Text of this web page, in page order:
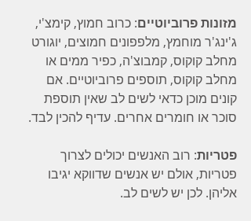
מזונות פרוביוטיים: כרוב חמוץ, קימצ'י,
ג'ינג'ר מוחמץ, מלפפונים חמוצים, יוגורט
מחלב קוקוס, קמבוצ'ה, כפיר ממים או
מחלב קוקוס, תוספים פרוביוטיים. אם
קונים מוכן כדאי לשים לב שאין תוספת
סוכר או חומרים אחרים. עדיף להכין לבד.
פטריות: רוב האנשים יכולים לצרוך
פטריות, אולם יש אנשים שדווקא יגיבו
אליהן. לכן יש לשים לב.